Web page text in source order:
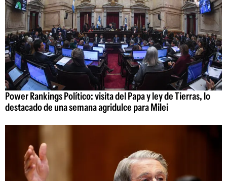
Power Rankings Político: visita del Papa y ley de Tierras, lo
destacado de una semana agridulce para Milei